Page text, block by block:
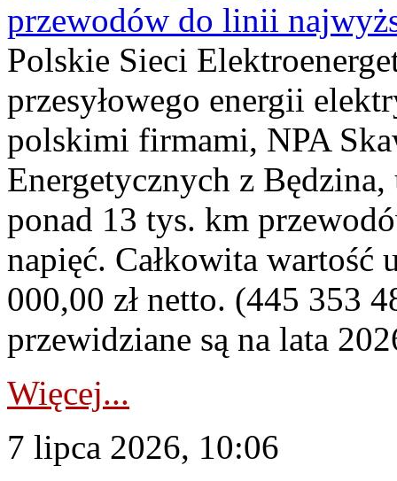
przewodów do linii
Polskie Sieci
przesyłowego energii
polskimi firmami, NPA
Energetycznych z
ponad 13 tys. km
napięć. Całkowita
000,00 zł netto. (445 353
przewidziane są na lata
Więcej...
7 lipca 2026, 10:06